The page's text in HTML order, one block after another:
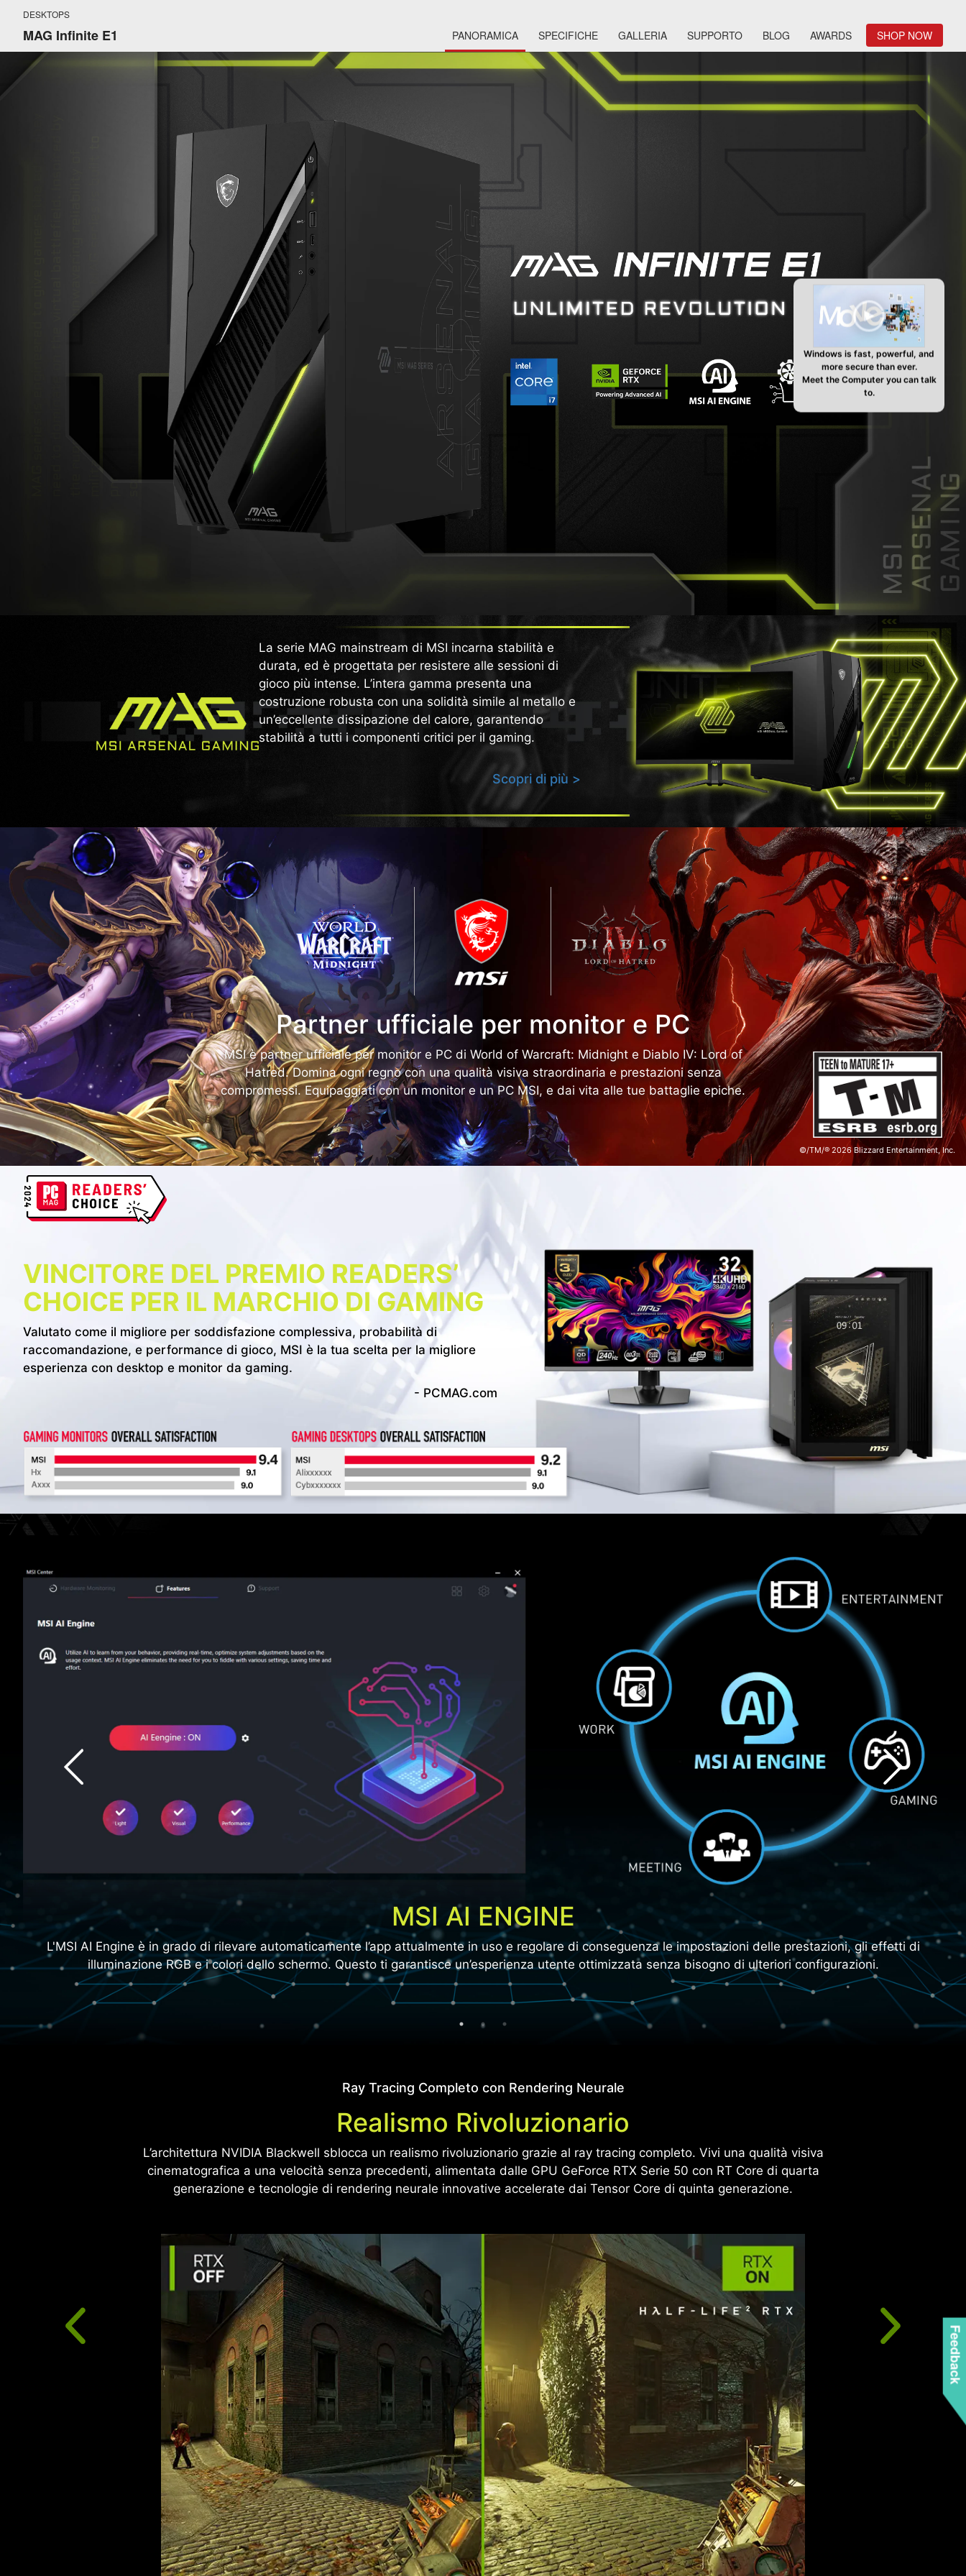
DESKTOPS
MAG Infinite E1 PANORAMICA SPECIFICHE GALLERIA SUPPORTO BLOG AWARDS SHOP NOW
Windows is fast, powerful, and
more secure than ever.
Meet the Computer you can talk
to.
La serie MAG mainstream di MSI incarna stabilità e
durata, ed è progettata per resistere alle sessioni di
gioco più intense. L’intera gamma presenta una
costruzione robusta con una solidità simile al metallo e
un’eccellente dissipazione del calore, garantendo
stabilità a tutti i componenti critici per il gaming.
Scopri di più >
©/TM/® 2026 Blizzard Entertainment, Inc.
Partner ufficiale per monitor e PC
MSI è partner ufficiale per monitor e PC di World of Warcraft: Midnight e Diablo IV: Lord of
Hatred. Domina ogni regno con una qualità visiva straordinaria e prestazioni senza
compromessi. Equipaggiati con un monitor e un PC MSI, e dai vita alle tue battaglie epiche.
VINCITORE DEL PREMIO READERS’
CHOICE PER IL MARCHIO DI GAMING
Valutato come il migliore per soddisfazione complessiva, probabilità di
raccomandazione, e performance di gioco, MSI è la tua scelta per la migliore
esperienza con desktop e monitor da gaming.
- PCMAG.com
MSI AI ENGINE
L'MSI AI Engine è in grado di rilevare automaticamente l’app attualmente in uso e regolare di conseguenza le impostazioni delle prestazioni, gli effetti di
illuminazione RGB e i colori dello schermo. Questo ti garantisce un’esperienza utente ottimizzata senza bisogno di ulteriori configurazioni.
Velocità Suprema. Immagini
Superiori. Potenziato dall’AI.
DLSS è una suite rivoluzionaria di tecnologie di rendering neurale che
utilizza l’intelligenza artificiale per aumentare l’FPS, ridurre la latenza e
migliorare la qualità dell’immagine. L’ultima innovazione, DLSS 4,
introduce la nuova Multi Frame Generation e un Ray Reconstruction e
Super Resolution potenziati, grazie alle GPU GeForce RTX™ Serie 50 e
ai Tensor Core di quinta generazione. DLSS su GeForce RTX è il modo
migliore per giocare, supportato da un supercomputer AI di NVIDIA nel
cloud che migliora costantemente le capacità di gioco del tuo PC.
Feedback